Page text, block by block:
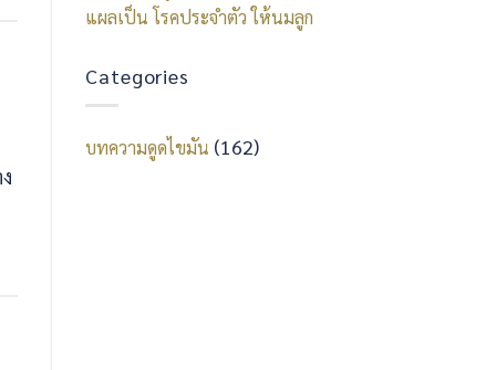
แผลเป็น โรคประจำตัว ให้นมลูก
Categories
บทความดูดไขมัน (162)